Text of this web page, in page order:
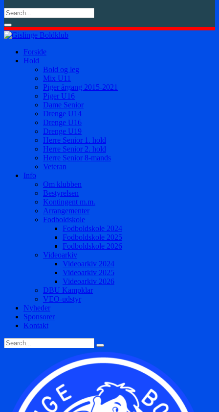
Forside
Hold
Bold og leg
Mix U11
Piger årgang 2015-2021
Piger U16
Dame Senior
Drenge U14
Drenge U16
Drenge U19
Herre Senior 1. hold
Herre Senior 2. hold
Herre Senior 8-mands
Veteran
Info
Om klubben
Bestyrelsen
Kontingent m.m.
Arrangementer
Fodboldskole
Fodboldskole 2024
Fodboldskole 2025
Fodboldskole 2026
Videoarkiv
Videoarkiv 2024
Videoarkiv 2025
Videoarkiv 2026
DBU Kampklar
VEO-udstyr
Nyheder
Sponsorer
Kontakt